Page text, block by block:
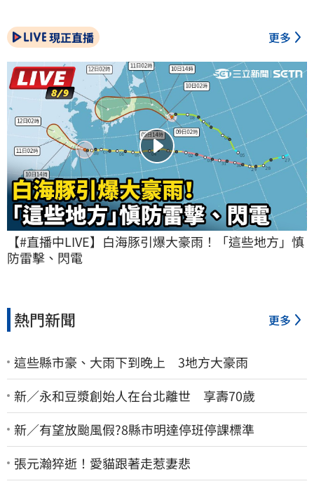
現正直播 更多
【#直播中LIVE】白海豚引爆大豪雨！「這些地方」慎
防雷擊、閃電
熱門新聞 更多
這些縣市豪、大雨下到晚上 3地方大豪雨
新／永和豆漿創始人在台北離世 享壽70歲
新／有望放颱風假?8縣市明達停班停課標準
張元瀚猝逝！愛貓跟著走惹妻悲